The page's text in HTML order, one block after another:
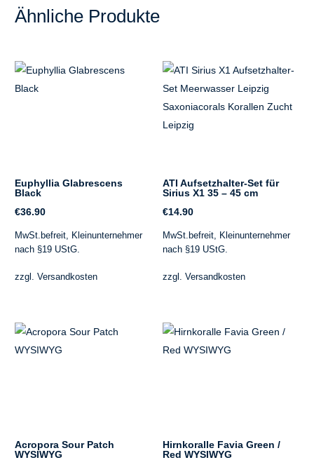
Ähnliche Produkte
Euphyllia Glabrescens
Black
€36.90
MwSt.befreit, Kleinunternehmer
nach §19 UStG.
zzgl. Versandkosten
ATI Aufsetzhalter-Set für
Sirius X1 35 – 45 cm
€14.90
MwSt.befreit, Kleinunternehmer
nach §19 UStG.
zzgl.Versandkosten
Acropora Sour Patch
WYSIWYG
Hirnkoralle Favia Green /
Red WYSIWYG